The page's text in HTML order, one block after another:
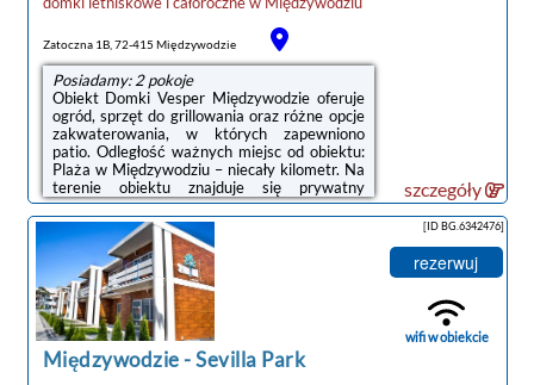
Zatoczna 1B, 72-415 Międzywodzie
Posiadamy: 2 pokoje
Obiekt Domki Vesper Międzywodzie oferuje
ogród, sprzęt do grillowania oraz różne opcje
zakwaterowania, w których zapewniono
patio. Odległość ważnych miejsc od obiektu:
Plaża w Międzywodziu – niecały kilometr. Na
terenie obiektu znajduje się prywatny
parking.Wszystkie opcje zakwaterowania
mają taras, aneks kuchenny z lodówką,
jadalnię oraz prywatną łazienkę wyposażoną
w prysznic. Do dyspozycji Gości jest też
telewizor z płaskim ekranem. Wyposażenie
obejmuje również płytę kuchenną i
czajnik.Obiekt dysponuje placem zabaw.W
obiekcie Goście mogą grać w tenisa
stołowego. ...
szczegóły
Międzywodzie-Sevilla Park
[ID BG.6342476]
rezerwuj
wifi w obiekcie